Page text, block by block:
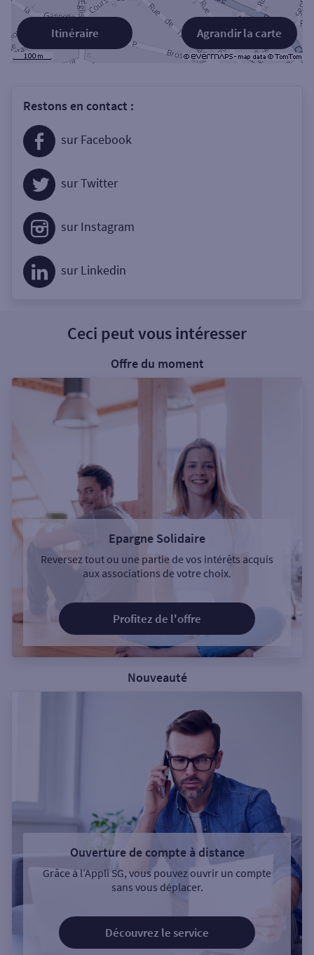
Agrandir la carte
Itinéraire
Restons en contact :
sur Facebook
sur Twitter
sur Instagram
sur Linkedin
Ceci peut vous intéresser
Offre du moment
Epargne Solidaire
Reversez tout ou une partie de vos intérêts acquis
aux associations de votre choix.
Profitez de l'offre
Nouveauté
Ouverture de compte à distance
Grâce à l’Appli SG, vous pouvez ouvrir un compte
sans vous déplacer.
Découvrez le service